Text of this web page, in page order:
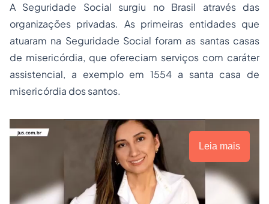
A Seguridade Social surgiu no Brasil através das
organizações privadas. As primeiras entidades que
atuaram na Seguridade Social foram as santas casas
de misericórdia, que ofereciam serviços com caráter
assistencial, a exemplo em 1554 a santa casa de
misericórdia dos santos.
Leia mais